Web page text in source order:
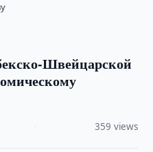
Швейцарской
359 views